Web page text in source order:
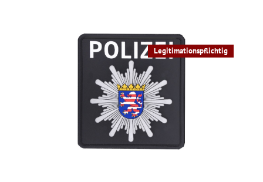
Legitimationspflichtig